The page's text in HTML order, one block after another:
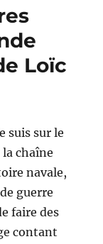
Loïc
suis sur le
chaîne
navale,
guerre
faire des
contant